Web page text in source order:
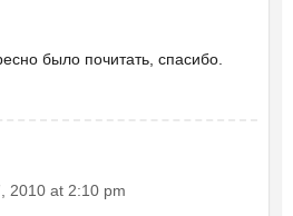
было почитать, спасибо.
2010 at 2:10 pm